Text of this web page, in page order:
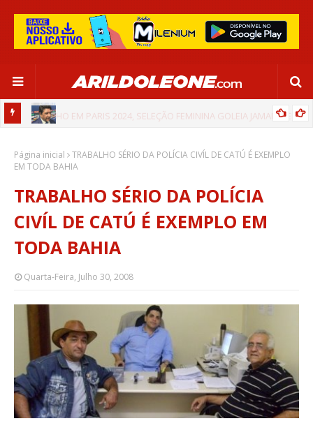
“SATISFAÇÃO MUITO GRANDE”
Página inicial
TRABALHO SÉRIO DA POLÍCIA CIVÍL DE CATÚ É EXEMPLO
EM TODA BAHIA
TRABALHO SÉRIO DA POLÍCIA
CIVÍL DE CATÚ É EXEMPLO EM
TODA BAHIA
Quarta-Feira, Julho 30, 2008